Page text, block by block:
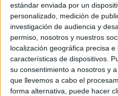
estándar enviada por un
personalizado, medición de
investigación de audiencia y
permiso, nosotros y nuestros
localización geográfica precisa
características de dispositivos.
su consentimiento a nosotros y
que llevemos a cabo el
forma alternativa, puede hacer
Parece ser que se ha dado
atrae más tanto al público
numero de alabanzas, como
hace años atrás, siendo este
reconocidos por la cantidad
cuerpo para interpretar sus
La historia deGoldgira